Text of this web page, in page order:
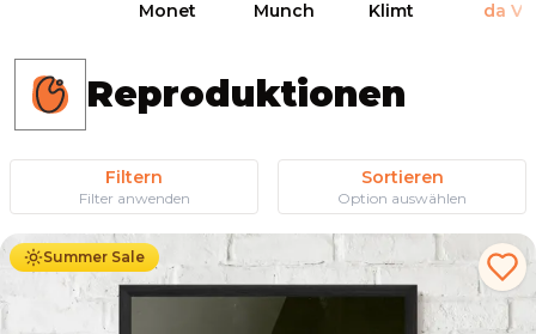
Monet
Munch
Klimt
da
Reproduktionen
Filtern
Filter anwenden
Sortieren
Option auswählen
Summer Sale
49.90 € 29.90 €